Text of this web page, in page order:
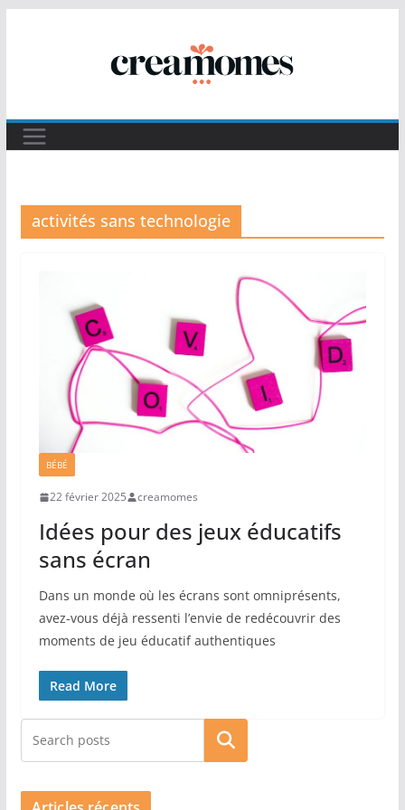
activités sans technologie
BÉBÉ
22 février 2025 creamomes
Idées pour des jeux éducatifs
sans écran
Dans un monde où les écrans sont omniprésents,
avez-vous déjà ressenti l’envie de redécouvrir des
moments de jeu éducatif authentiques
Read More
Rechercher